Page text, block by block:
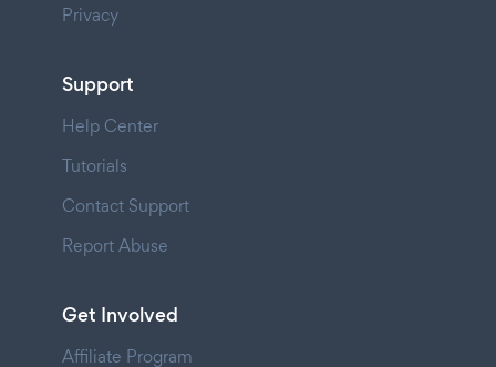
Privacy
Support
Help Center
Tutorials
Contact Support
Report Abuse
Get Involved
Affiliate Program